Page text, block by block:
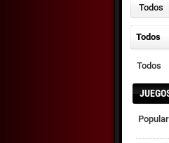
Todos
Todos
Todos